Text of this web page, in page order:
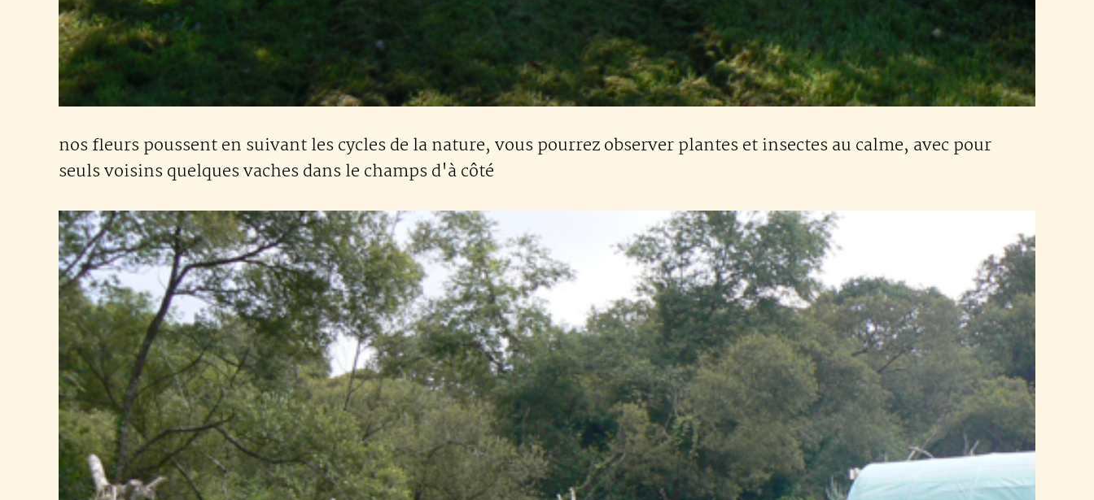
nos fleurs poussent en suivant les cycles de la nature, vous pourrez observer plantes et insectes au calme, avec pour
seuls voisins quelques vaches dans le champs d'à côté